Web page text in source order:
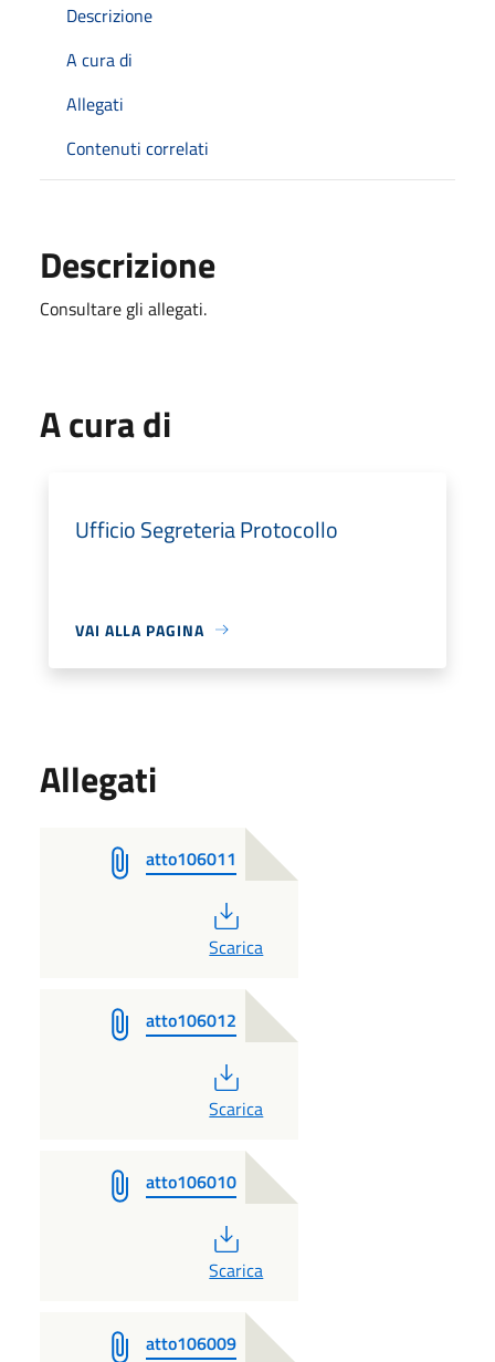
Descrizione
A cura di
Allegati
Contenuti correlati
Descrizione
Consultare gli allegati.
A cura di
Ufficio Segreteria Protocollo
VAI ALLA PAGINA
Allegati
atto106011
PDF
Scarica
atto106012
PDF
Scarica
atto106010
PDF
Scarica
atto106009